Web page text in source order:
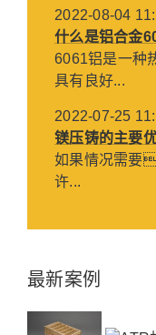
2022-08-04
什么是铝合
6061铝是一
具有良好...
2022-07-25
镁压铸的主要
如果情况需要
许...
最新案例